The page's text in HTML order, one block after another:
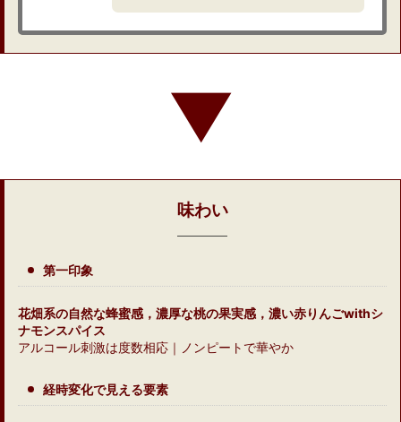
▼
味わい
第一印象
花畑系の自然な蜂蜜感，濃厚な桃の果実感，濃い赤りんごwithシ
ナモンスパイス
アルコール刺激は度数相応｜ノンピートで華やか
経時変化で見える要素